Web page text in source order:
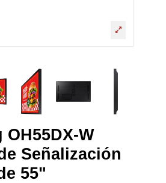
OH55DX-W
Señalización
55"